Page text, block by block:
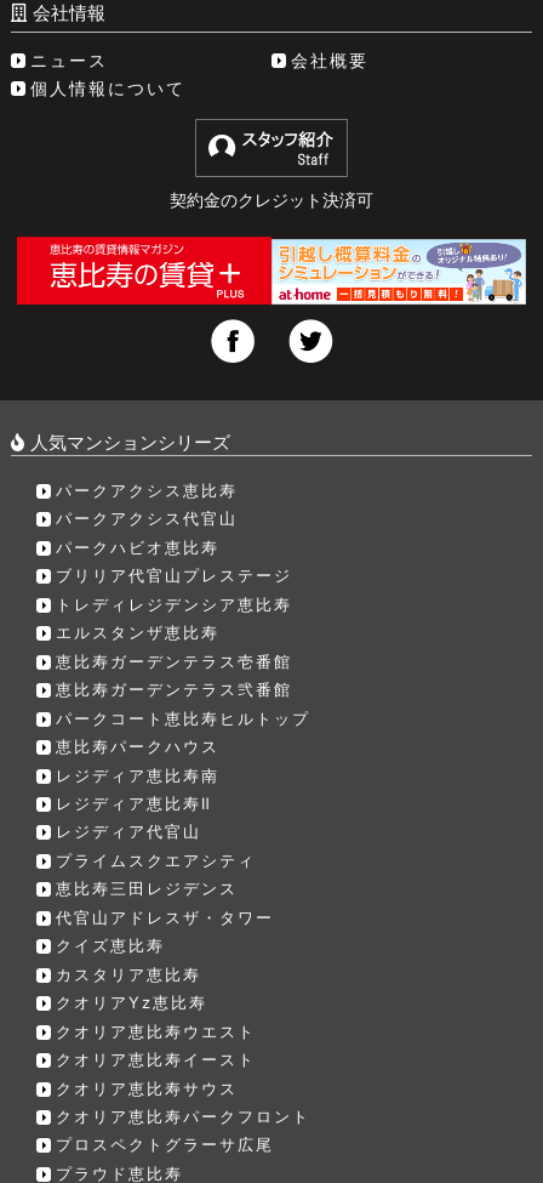
会社情報
ニュース
会社概要
個人情報について
契約金のクレジット決済可
人気マンションシリーズ
パークアクシス恵比寿
パークアクシス代官山
パークハビオ恵比寿
ブリリア代官山プレステージ
トレディレジデンシア恵比寿
エルスタンザ恵比寿
恵比寿ガーデンテラス壱番館
恵比寿ガーデンテラス弐番館
パークコート恵比寿ヒルトップ
恵比寿パークハウス
レジディア恵比寿南
レジディア恵比寿Ⅱ
レジディア代官山
プライムスクエアシティ
恵比寿三田レジデンス
代官山アドレスザ・タワー
クイズ恵比寿
カスタリア恵比寿
クオリアYz恵比寿
クオリア恵比寿ウエスト
クオリア恵比寿イースト
クオリア恵比寿サウス
クオリア恵比寿パークフロント
プロスペクトグラーサ広尾
プラウド恵比寿